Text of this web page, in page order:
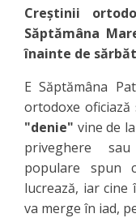
Creştinii
Săptămâna
înainte de
E Săptămâna
ortodoxe oficiază
"denie" vine de
priveghere
populare spun
lucrează, iar cine
va merge în iad,